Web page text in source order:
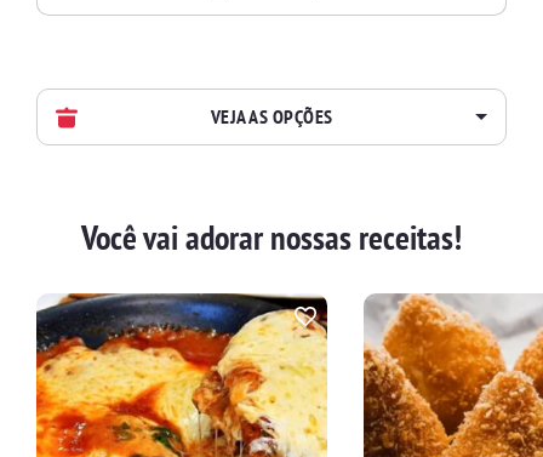
VEJA AS OPÇÕES
BATIDAS
BEBIDAS E DRINKS
BISCOITOS
Você vai adorar nossas receitas!